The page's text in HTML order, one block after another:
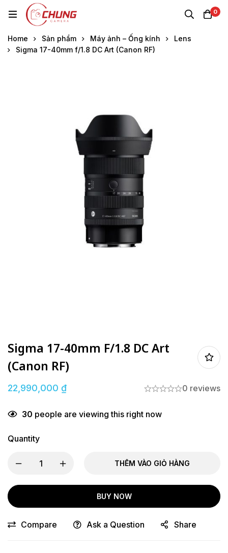
0
Home Sản phẩm Máy ảnh – Ống kính
Lens
Sigma 17-40mm f/1.8 DC Art (Canon RF)
Sigma 17-40mm F/1.8 DC Art
(Canon RF)
22,990,000 ₫ 0 reviews
30 people are viewing this right now
Quantity
THÊM VÀO GIỎ HÀNG
BUY NOW
Compare Ask a Question Share